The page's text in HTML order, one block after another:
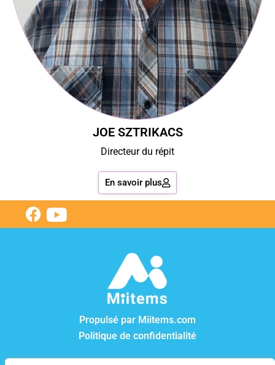
JOE SZTRIKACS
Directeur du répit
En savoir plus
Propulsé par Miitems.com
Politique de confidentialité